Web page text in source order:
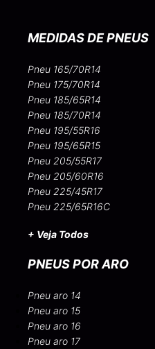
MEDIDAS DE PNEUS
Pneu 165/70R14
Pneu 175/70R14
Pneu 185/65R14
Pneu 185/70R14
Pneu 195/55R16
Pneu 195/65R15
Pneu 205/55R17
Pneu 205/60R16
Pneu 225/45R17
Pneu 225/65R16C
+ Veja Todos
PNEUS POR ARO
Pneu aro 14
Pneu aro 15
Pneu aro 16
Pneu aro 17